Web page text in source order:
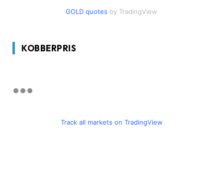
GOLD quotes by TradingView
KOBBERPRIS
Track all markets on TradingView